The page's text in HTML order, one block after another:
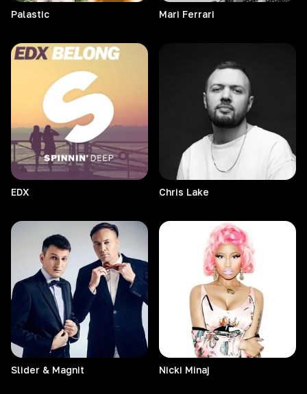
Palastic Mari Ferrari
EDX Chris Lake
Slider & Magnit Nicki Minaj